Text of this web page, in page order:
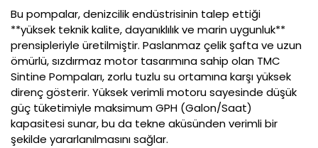
Bu pompalar, denizcilik endüstrisinin talep ettiği
**yüksek teknik kalite, dayanıklılık ve marin uygunluk**
prensipleriyle üretilmiştir. Paslanmaz çelik şafta ve uzun
ömürlü, sızdırmaz motor tasarımına sahip olan TMC
Sintine Pompaları, zorlu tuzlu su ortamına karşı yüksek
direnç gösterir. Yüksek verimli motoru sayesinde düşük
güç tüketimiyle maksimum GPH (Galon/Saat)
kapasitesi sunar, bu da tekne aküsünden verimli bir
şekilde yararlanılmasını sağlar.